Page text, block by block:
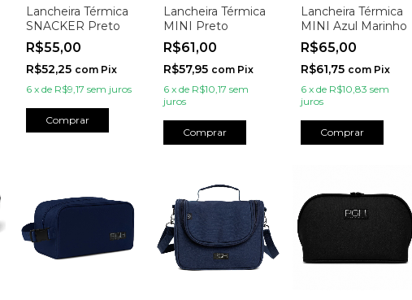
Lancheira Térmica
SNACKER Preto
R$55,00
R$52,25 com Pix
6 x de R$9,17 sem juros
Comprar
Lancheira Térmica
MINI Preto
R$61,00
R$57,95 com Pix
6 x de R$10,17 sem
juros
Comprar
Lancheira Térmica
MINI Azul Marinho
R$65,00
R$61,75 com Pix
6 x de R$10,83 sem
juros
Comprar